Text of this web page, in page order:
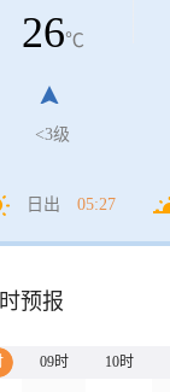
26℃
<3级
日出 05:27
预报
09时 10时